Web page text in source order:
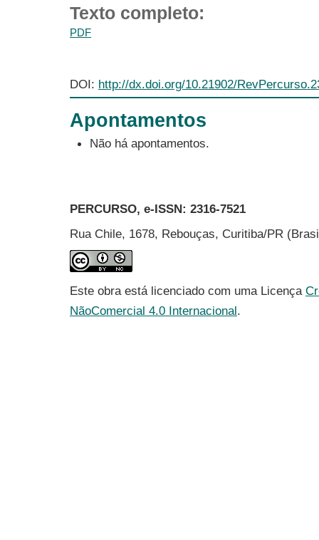
Texto completo:
PDF
DOI: http://dx.doi.org/10.21902/
Apontamentos
Não há apontamentos.
PERCURSO, e-ISSN: 2316-7521
Rua Chile, 1678, Rebouças, Curitiba/PR
Este obra está licenciado com uma Licença
NãoComercial 4.0 Internacional.